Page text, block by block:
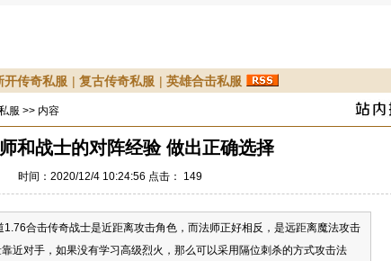
开传奇私服 | 复古传奇私服 | 英雄合击私服
服 >> 内容
和战士的对阵经验 做出正确选择
时间：2020/12/4 10:24:56 点击： 149
合击传奇战士是近距离攻击角色，而法师正好相反，是远距离魔法攻击
近对手，如果没有学习高级烈火，那么可以采用隔位刺杀的方式攻击法